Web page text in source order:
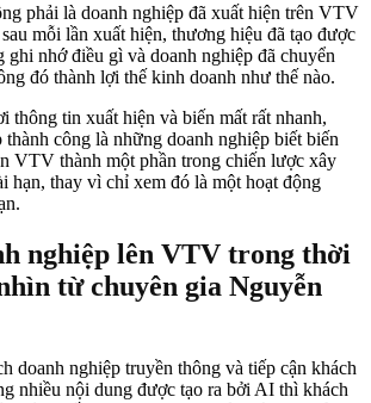
phải là doanh nghiệp đã xuất hiện trên VTV
mỗi lần xuất hiện, thương hiệu đã tạo được
ghi nhớ điều gì và doanh nghiệp đã chuyển
đó thành lợi thế kinh doanh như thế nào.
thông tin xuất hiện và biến mất rất nhanh,
công là những doanh nghiệp biết biến
VTV thành một phần trong chiến lược xây
hạn, thay vì chỉ xem đó là một hoạt động
nghiệp lên VTV trong thời
từ chuyên gia Nguyễn
doanh nghiệp truyền thông và tiếp cận khách
nhiều nội dung được tạo ra bởi AI thì khách